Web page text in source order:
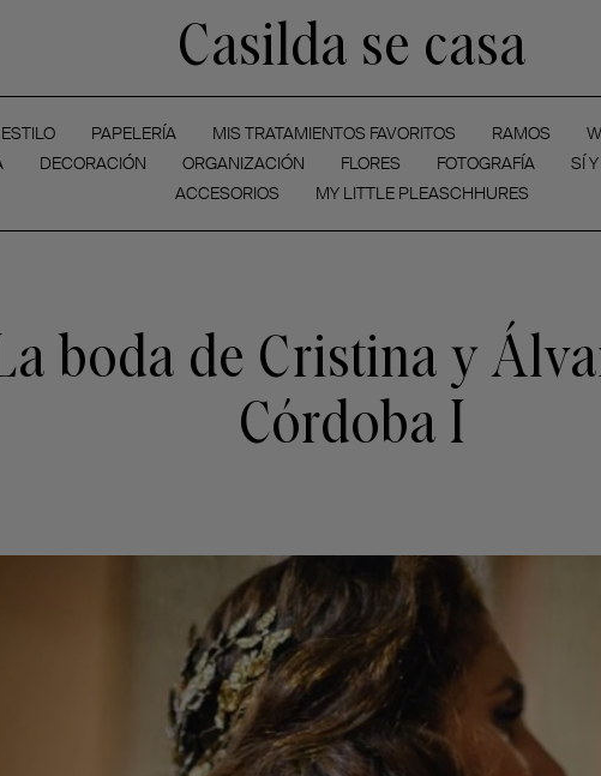
Casilda se casa
PAPELERÍA MIS TRATAMIENTOS FAVORITOS RAMOS
DECORACIÓN ORGANIZACIÓN FLORES FOTOGRAFÍA SÍ
ACCESORIOS
MY LITTLE PLEASCHHURES
boda de Cristina y
Córdoba I